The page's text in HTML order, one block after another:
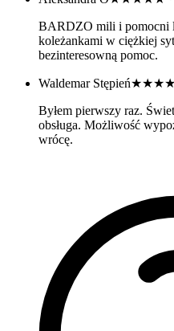
BARDZO mili i pomocni
koleżankami w ciężkiej
bezinteresowną pomoc.
Waldemar Stępień
Byłem pierwszy raz.
obsługa. Możliwość
wrócę.